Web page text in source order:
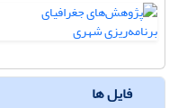
فایل ها